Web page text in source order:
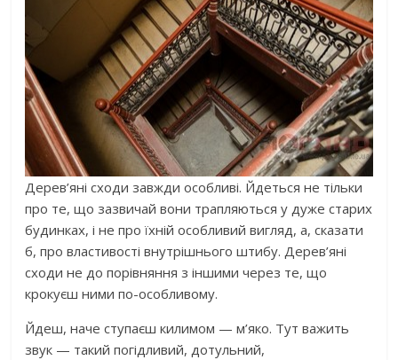
Дерев’яні сходи завжди особливі. Йдеться не тільки
про те, що зазвичай вони трапляються у дуже старих
будинках, і не про їхній особливий вигляд, а, сказати
б, про властивості внутрішнього штибу. Дерев’яні
сходи не до порівняння з іншими через те, що
крокуєш ними по-особливому.
Йдеш, наче ступаєш килимом — м’яко. Тут важить
звук — такий погідливий, дотульний,